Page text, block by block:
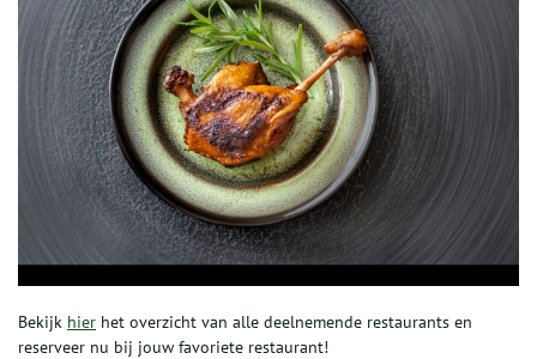
Bekijk hier het overzicht van alle deelnemende restaurants en
reserveer nu bij jouw favoriete restaurant!